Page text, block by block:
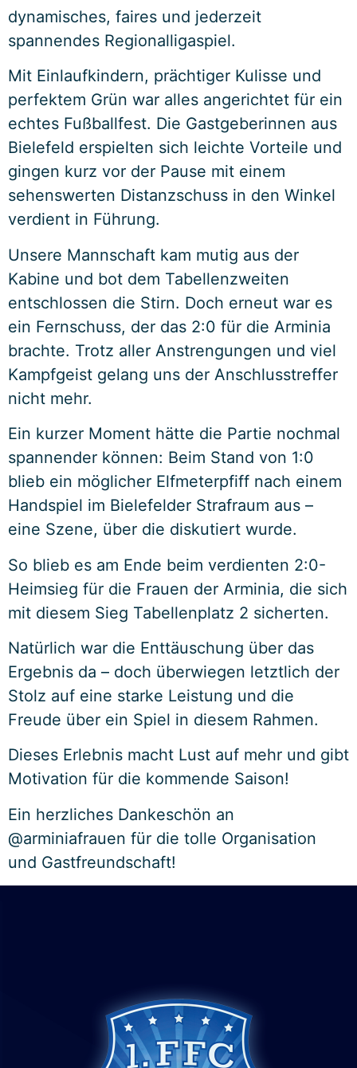
dynamisches, faires und jederzeit
spannendes Regionalligaspiel.
Mit Einlaufkindern, prächtiger Kulisse und
perfektem Grün war alles angerichtet für ein
echtes Fußballfest. Die Gastgeberinnen aus
Bielefeld erspielten sich leichte Vorteile und
gingen kurz vor der Pause mit einem
sehenswerten Distanzschuss in den Winkel
verdient in Führung.
Unsere Mannschaft kam mutig aus der
Kabine und bot dem Tabellenzweiten
entschlossen die Stirn. Doch erneut war es
ein Fernschuss, der das 2:0 für die Arminia
brachte. Trotz aller Anstrengungen und viel
Kampfgeist gelang uns der Anschlusstreffer
nicht mehr.
Ein kurzer Moment hätte die Partie nochmal
spannender können: Beim Stand von 1:0
blieb ein möglicher Elfmeterpfiff nach einem
Handspiel im Bielefelder Strafraum aus –
eine Szene, über die diskutiert wurde.
So blieb es am Ende beim verdienten 2:0-
Heimsieg für die Frauen der Arminia, die sich
mit diesem Sieg Tabellenplatz 2 sicherten.
Natürlich war die Enttäuschung über das
Ergebnis da – doch überwiegen letztlich der
Stolz auf eine starke Leistung und die
Freude über ein Spiel in diesem Rahmen.
Dieses Erlebnis macht Lust auf mehr und gibt
Motivation für die kommende Saison!
Ein herzliches Dankeschön an
@arminiafrauen für die tolle Organisation
und Gastfreundschaft!